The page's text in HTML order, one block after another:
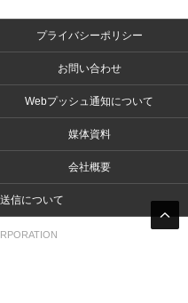
プライバシーポリシー
お問い合わせ
Webプッシュ通知について
媒体資料
会社概要
信について